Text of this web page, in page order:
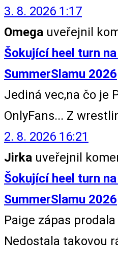
3. 8. 2026 1:17
Omega uveřejnil
Šokující heel turn na
SummerSlamu 2026
Jediná vec,na čo je
OnlyFans... Z
2. 8. 2026 16:21
Jirka uveřejnil
Šokující heel turn na
SummerSlamu 2026
Paige zápas
Nedostala takovou